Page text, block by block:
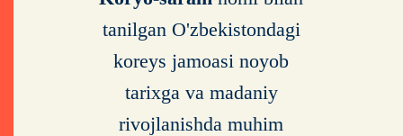
tanilgan O'zbekistondagi
koreys jamoasi noyob
tarixga va madaniy
rivojlanishda muhim